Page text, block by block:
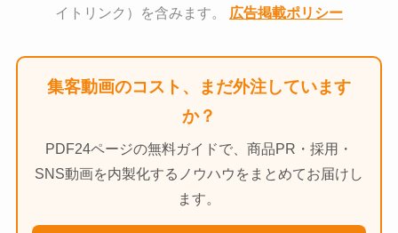
イトリンク）を含みます。 広告掲載ポリシー
集客動画のコスト、まだ外注しています
か？
PDF24ページの無料ガイドで、商品PR・採用・
SNS動画を内製化するノウハウをまとめてお届けし
ます。